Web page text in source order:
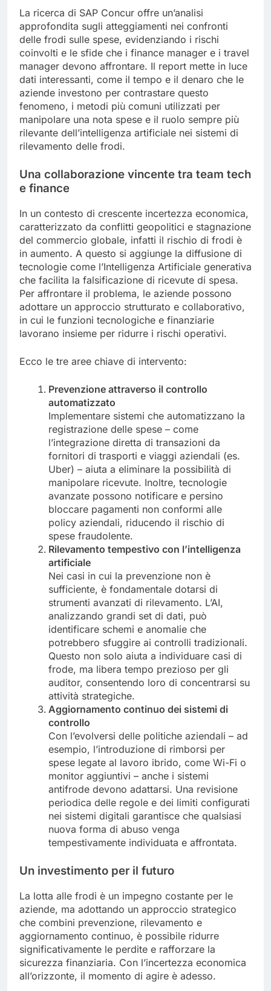
La ricerca di SAP Concur offre un’analisi
approfondita sugli atteggiamenti nei confronti
delle frodi sulle spese, evidenziando i rischi
coinvolti e le sfide che i finance manager e i travel
manager devono affrontare. Il report mette in luce
dati interessanti, come il tempo e il denaro che le
aziende investono per contrastare questo
fenomeno, i metodi più comuni utilizzati per
manipolare una nota spese e il ruolo sempre più
rilevante dell’intelligenza artificiale nei sistemi di
rilevamento delle frodi.
Una collaborazione vincente tra team tech
e finance
In un contesto di crescente incertezza economica,
caratterizzato da conflitti geopolitici e stagnazione
del commercio globale, infatti il rischio di frodi è
in aumento. A questo si aggiunge la diffusione di
tecnologie come l’Intelligenza Artificiale generativa
che facilita la falsificazione di ricevute di spesa.
Per affrontare il problema, le aziende possono
adottare un approccio strutturato e collaborativo,
in cui le funzioni tecnologiche e finanziarie
lavorano insieme per ridurre i rischi operativi.
Ecco le tre aree chiave di intervento:
Prevenzione attraverso il controllo
automatizzato
Implementare sistemi che automatizzano la
registrazione delle spese – come
l’integrazione diretta di transazioni da
fornitori di trasporti e viaggi aziendali (es.
Uber) – aiuta a eliminare la possibilità di
manipolare ricevute. Inoltre, tecnologie
avanzate possono notificare e persino
bloccare pagamenti non conformi alle
policy aziendali, riducendo il rischio di
spese fraudolente.
Rilevamento tempestivo con l’intelligenza
artificiale
Nei casi in cui la prevenzione non è
sufficiente, è fondamentale dotarsi di
strumenti avanzati di rilevamento. L’AI,
analizzando grandi set di dati, può
identificare schemi e anomalie che
potrebbero sfuggire ai controlli tradizionali.
Questo non solo aiuta a individuare casi di
frode, ma libera tempo prezioso per gli
auditor, consentendo loro di concentrarsi su
attività strategiche.
Aggiornamento continuo dei sistemi di
controllo
Con l’evolversi delle politiche aziendali – ad
esempio, l’introduzione di rimborsi per
spese legate al lavoro ibrido, come Wi-Fi o
monitor aggiuntivi – anche i sistemi
antifrode devono adattarsi. Una revisione
periodica delle regole e dei limiti configurati
nei sistemi digitali garantisce che qualsiasi
nuova forma di abuso venga
tempestivamente individuata e affrontata.
Un investimento per il futuro
La lotta alle frodi è un impegno costante per le
aziende, ma adottando un approccio strategico
che combini prevenzione, rilevamento e
aggiornamento continuo, è possibile ridurre
significativamente le perdite e rafforzare la
sicurezza finanziaria. Con l’incertezza economica
all’orizzonte, il momento di agire è adesso.